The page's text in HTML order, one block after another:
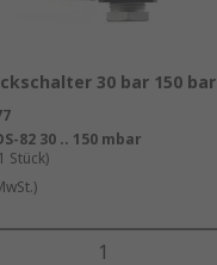
30 bar 150 bar
82 30 .. 150 mbar
Stück)